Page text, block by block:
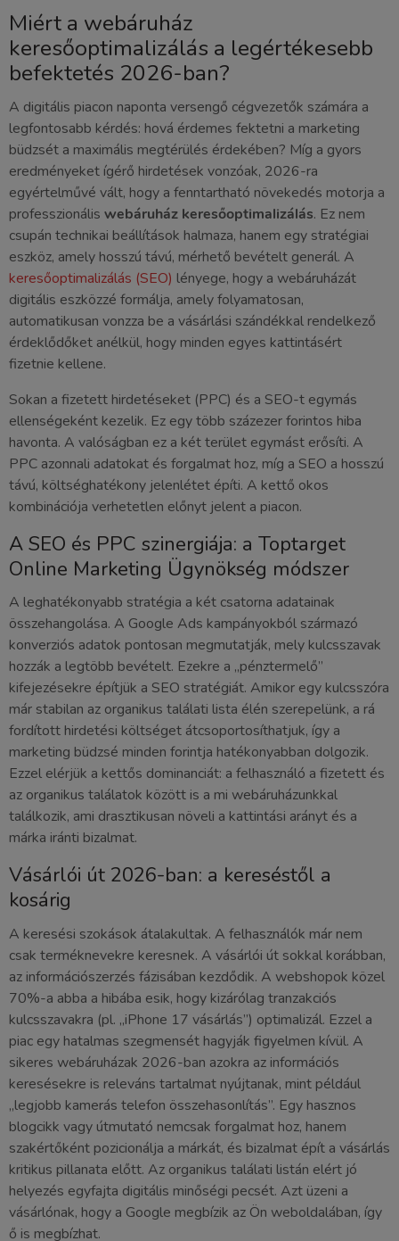
Miért a webáruház
keresőoptimalizálás a legértékesebb
befektetés 2026-ban?
A digitális piacon naponta versengő cégvezetők számára a
legfontosabb kérdés: hová érdemes fektetni a marketing
büdzsét a maximális megtérülés érdekében? Míg a gyors
eredményeket ígérő hirdetések vonzóak, 2026-ra
egyértelművé vált, hogy a fenntartható növekedés motorja a
professzionális webáruház keresőoptimalizálás. Ez nem
csupán technikai beállítások halmaza, hanem egy stratégiai
eszköz, amely hosszú távú, mérhető bevételt generál. A
keresőoptimalizálás (SEO) lényege, hogy a webáruházát
digitális eszközzé formálja, amely folyamatosan,
automatikusan vonzza be a vásárlási szándékkal rendelkező
érdeklődőket anélkül, hogy minden egyes kattintásért
fizetnie kellene.
Sokan a fizetett hirdetéseket (PPC) és a SEO-t egymás
ellenségeként kezelik. Ez egy több százezer forintos hiba
havonta. A valóságban ez a két terület egymást erősíti. A
PPC azonnali adatokat és forgalmat hoz, míg a SEO a hosszú
távú, költséghatékony jelenlétet építi. A kettő okos
kombinációja verhetetlen előnyt jelent a piacon.
A SEO és PPC szinergiája: a Toptarget
Online Marketing Ügynökség módszer
A leghatékonyabb stratégia a két csatorna adatainak
összehangolása. A Google Ads kampányokból származó
konverziós adatok pontosan megmutatják, mely kulcsszavak
hozzák a legtöbb bevételt. Ezekre a „pénztermelő”
kifejezésekre építjük a SEO stratégiát. Amikor egy kulcsszóra
már stabilan az organikus találati lista élén szerepelünk, a rá
fordított hirdetési költséget átcsoportosíthatjuk, így a
marketing büdzsé minden forintja hatékonyabban dolgozik.
Ezzel elérjük a kettős dominanciát: a felhasználó a fizetett és
az organikus találatok között is a mi webáruházunkkal
találkozik, ami drasztikusan növeli a kattintási arányt és a
márka iránti bizalmat.
Vásárlói út 2026-ban: a kereséstől a
kosárig
A keresési szokások átalakultak. A felhasználók már nem
csak terméknevekre keresnek. A vásárlói út sokkal korábban,
az információszerzés fázisában kezdődik. A webshopok közel
70%-a abba a hibába esik, hogy kizárólag tranzakciós
kulcsszavakra (pl. „iPhone 17 vásárlás”) optimalizál. Ezzel a
piac egy hatalmas szegmensét hagyják figyelmen kívül. A
sikeres webáruházak 2026-ban azokra az információs
keresésekre is releváns tartalmat nyújtanak, mint például
„legjobb kamerás telefon összehasonlítás”. Egy hasznos
blogcikk vagy útmutató nemcsak forgalmat hoz, hanem
szakértőként pozicionálja a márkát, és bizalmat épít a vásárlás
kritikus pillanata előtt. Az organikus találati listán elért jó
helyezés egyfajta digitális minőségi pecsét. Azt üzeni a
vásárlónak, hogy a Google megbízik az Ön weboldalában, így
ő is megbízhat.